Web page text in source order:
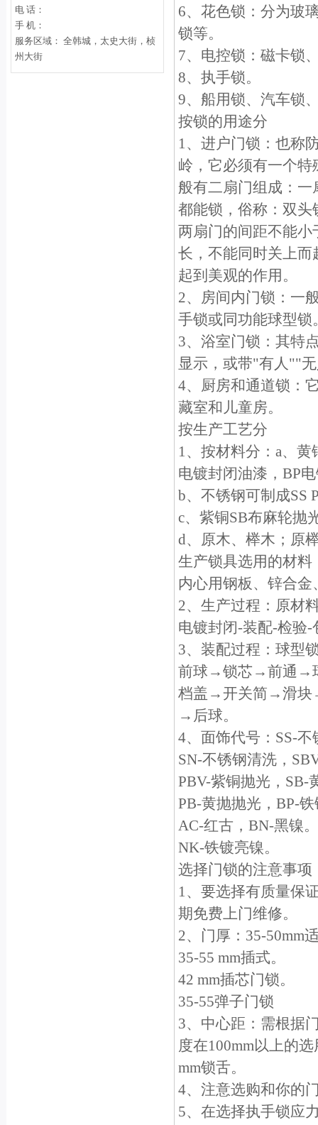
电 话：
手 机：
服务区域： 全韩城，太史大街，桢
州大街
6、花色锁：分为玻
锁等。
7、电控锁：磁卡锁
8、执手锁。
9、船用锁、汽车锁
按锁的用途分
1、进户门锁：也称
岭，它必须有一个
般有二扇门组成：
都能锁，俗称：双
两扇门的间距不能小
长，不能同时关上
起到美观的作用。
2、房间内门锁：一
手锁或同功能球型锁
3、浴室门锁：其特
显示，或带"有人""
4、厨房和通道锁：
藏室和儿童房。
按生产工艺分
1、按材料分：a、
电镀封闭油漆，BP
b、不锈钢可制成SS
c、紫铜SB布麻轮抛
d、原木、榉木；原
生产锁具选用的材
内心用钢板、锌合金
2、生产过程：原材
电镀封闭-装配-检验-
3、装配过程：球型
前球→锁芯→前通→
档盖→开关简→滑
→后球。
4、面饰代号：SS-
SN-不锈钢清洗，
PBV-紫铜抛光，SB-
PB-黄抛抛光，BP-
AC-红古，BN-黑镍。
NK-铁镀亮镍。
选择门锁的注意事项
1、要选择有质量保
期免费上门维修。
2、门厚：35-50mm
35-55 mm插式。
42 mm插芯门锁。
35-55弹子门锁
3、中心距：需根据
度在100mm以上的
mm锁舌。
4、注意选购和你的
5、在选择执手锁应